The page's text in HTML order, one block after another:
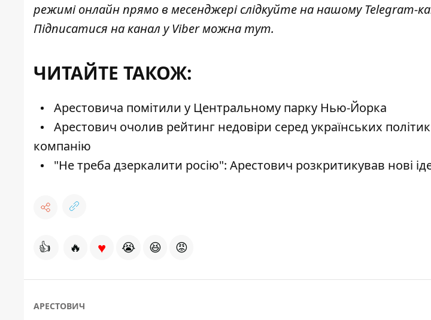
режимі онлайн прямо в месенджері слідкуйте на нашому Telegram-
Підписатися на канал у Viber можнатут.
ЧИТАЙТЕ ТАКОЖ:
Арестовича помітили у Центральному парку Нью-Йорка
Арестович очолив рейтинг недовіри серед українських
компанію
"Не треба дзеркалити росію": Арестович розкритикував нові
👍 🔥 ♥ 😭 😆 😡
АРЕСТОВИЧ